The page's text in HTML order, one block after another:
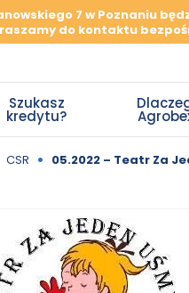
7 w Poznaniu
do kontaktu
Szukasz
kredytu?
CSR • 05.2022 – Teatr Za